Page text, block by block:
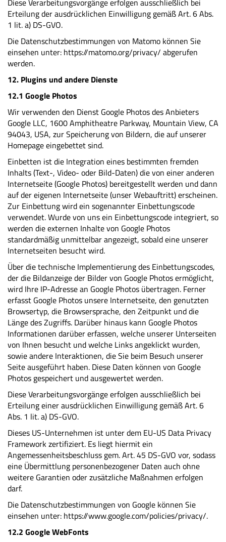
Diese Verarbeitungsvorgänge erfolgen ausschließlich bei
Erteilung der ausdrücklichen Einwilligung gemäß Art. 6 Abs.
1 lit. a) DS-GVO.
Die Datenschutzbestimmungen von Matomo können Sie
einsehen unter: https://matomo.org/privacy/ abgerufen
werden.
12. Plugins und andere Dienste
12.1 Google Photos
Wir verwenden den Dienst Google Photos des Anbieters
Google LLC, 1600 Amphitheatre Parkway, Mountain View, CA
94043, USA, zur Speicherung von Bildern, die auf unserer
Homepage eingebettet sind.
Einbetten ist die Integration eines bestimmten fremden
Inhalts (Text-, Video- oder Bild-Daten) die von einer anderen
Internetseite (Google Photos) bereitgestellt werden und dann
auf der eigenen Internetseite (unser Webauftritt) erscheinen.
Zur Einbettung wird ein sogenannter Einbettungscode
verwendet. Wurde von uns ein Einbettungscode integriert, so
werden die externen Inhalte von Google Photos
standardmäßig unmittelbar angezeigt, sobald eine unserer
Internetseiten besucht wird.
Über die technische Implementierung des Einbettungscodes,
der die Bildanzeige der Bilder von Google Photos ermöglicht,
wird Ihre IP-Adresse an Google Photos übertragen. Ferner
erfasst Google Photos unsere Internetseite, den genutzten
Browsertyp, die Browsersprache, den Zeitpunkt und die
Länge des Zugriffs. Darüber hinaus kann Google Photos
Informationen darüber erfassen, welche unserer Unterseiten
von Ihnen besucht und welche Links angeklickt wurden,
sowie andere Interaktionen, die Sie beim Besuch unserer
Seite ausgeführt haben. Diese Daten können von Google
Photos gespeichert und ausgewertet werden.
Diese Verarbeitungsvorgänge erfolgen ausschließlich bei
Erteilung einer ausdrücklichen Einwilligung gemäß Art. 6
Abs. 1 lit. a) DS-GVO.
Dieses US-Unternehmen ist unter dem EU-US Data Privacy
Framework zertifiziert. Es liegt hiermit ein
Angemessenheitsbeschluss gem. Art. 45 DS-GVO vor, sodass
eine Übermittlung personenbezogener Daten auch ohne
weitere Garantien oder zusätzliche Maßnahmen erfolgen
darf.
Die Datenschutzbestimmungen von Google können Sie
einsehen unter: https://www.google.com/policies/privacy/.
12.2 Google WebFonts